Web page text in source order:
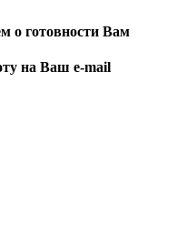
о готовности Вам
на Ваш e-mail